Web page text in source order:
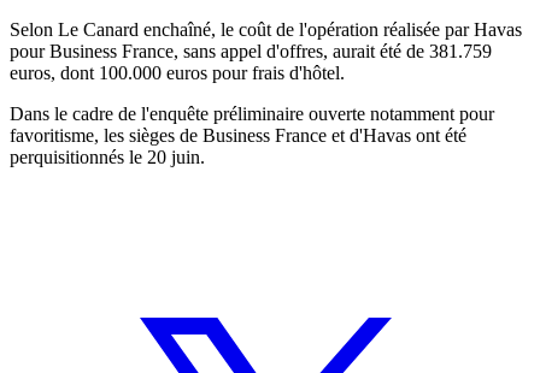
Selon Le Canard enchaîné, le coût de l'opération réalisée par Havas
pour Business France, sans appel d'offres, aurait été de 381.759
euros, dont 100.000 euros pour frais d'hôtel.
Dans le cadre de l'enquête préliminaire ouverte notamment pour
favoritisme, les sièges de Business France et d'Havas ont été
perquisitionnés le 20 juin.